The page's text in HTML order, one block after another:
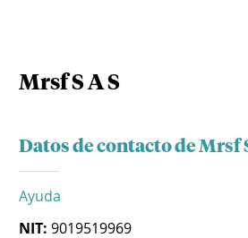
Mrsf S A S
Datos de contacto de Mrsf
Ayuda
NIT: 9019519969